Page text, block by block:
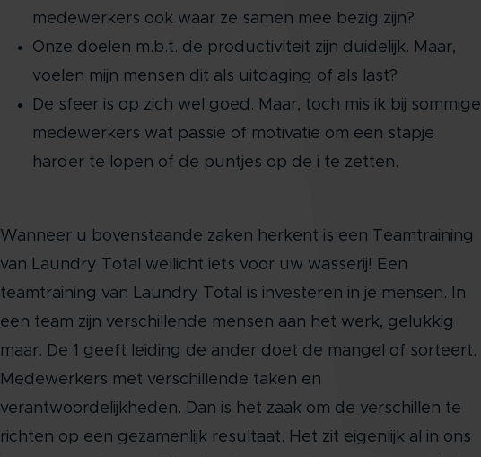
medewerkers ook waar ze samen mee bezig zijn?
Onze doelen m.b.t. de productiviteit zijn duidelijk. Maar,
voelen mijn mensen dit als uitdaging of als last?
De sfeer is op zich wel goed. Maar, toch mis ik bij sommige
medewerkers wat passie of motivatie om een stapje
harder te lopen of de puntjes op de i te zetten.
Wanneer u bovenstaande zaken herkent is een Teamtraining
van Laundry Total wellicht iets voor uw wasserij! Een
teamtraining van Laundry Total is investeren in je mensen. In
een team zijn verschillende mensen aan het werk, gelukkig
maar. De 1 geeft leiding de ander doet de mangel of sorteert.
Medewerkers met verschillende taken en
verantwoordelijkheden. Dan is het zaak om de verschillen te
richten op een gezamenlijk resultaat. Het zit eigenlijk al in ons